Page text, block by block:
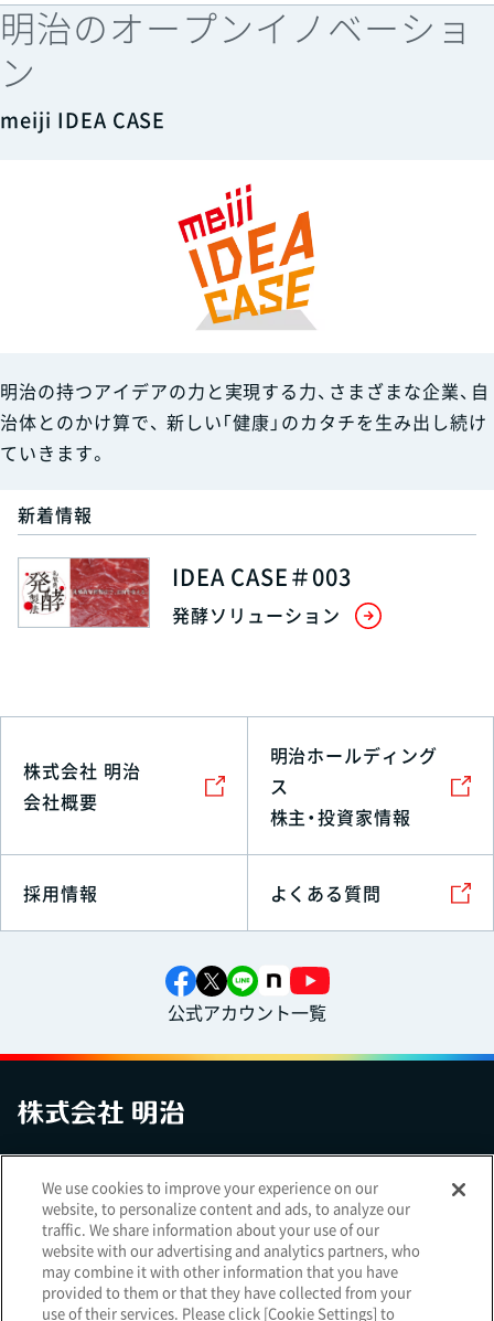
明治のオープンイノベーショ
ン
meiji IDEA CASE
明治の持つアイデアの力と実現する力、さまざまな企業、自
治体とのかけ算で、 新しい「健康」のカタチを生み出し続け
ていきます。
新着情報
IDEA CASE＃003
発酵ソリューション
株式会社 明治
会社概要
明治ホールディング
ス
株主・投資家情報
採用情報 よくある質問
公式アカウント一覧
アクセシビリティへの対応方針ご利用規約明治グループのDX
Cookie Settings
明治ホールディングス株式会社 EN 簡体
We use cookies to improve your experience on our
website, to personalize content and ads, to analyze our
traffic. We share information about your use of our
website with our advertising and analytics partners, who
may combine it with other information that you have
provided to them or that they have collected from your
use of their services. Please click [Cookie Settings] to